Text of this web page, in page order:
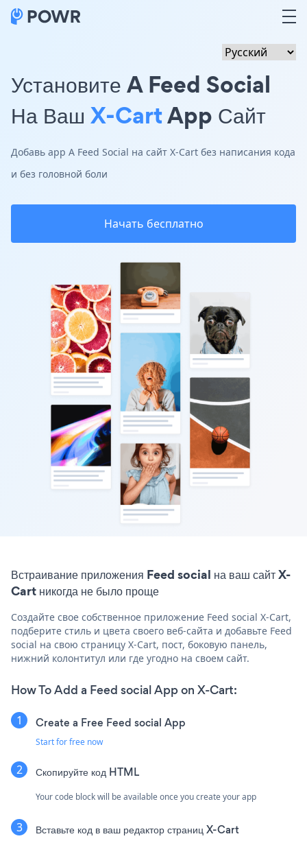
Установите A Feed Social
На Ваш X-CartApp Сайт
Добавь app A Feed Social на сайт X-Cart без написания кода
и без головной боли
Начать бесплатно
Встраивание приложения Feed social на ваш сайт X-
Cart никогда не было проще
Создайте свое собственное приложение Feed social X-Cart,
подберите стиль и цвета своего веб-сайта и добавьте Feed
social на свою страницу X-Cart, пост, боковую панель,
нижний колонтитул или где угодно на своем сайт.
How To Add a Feed social App on X-Cart:
Create a Free Feed social App
Start for free now
Скопируйте код HTML
Your code block will be available once you create your app
Вставьте код в ваш редактор страниц X-Cart